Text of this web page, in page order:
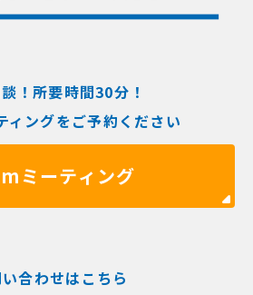
！所要時間30分！
ングをご予約ください
ミーティング
合わせはこちら